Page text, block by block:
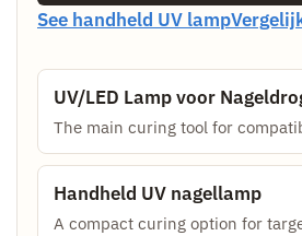
See handheld UV lamp
UV/LED Lamp voor
The main curing tool for
Handheld UV nagellamp
A compact curing option for